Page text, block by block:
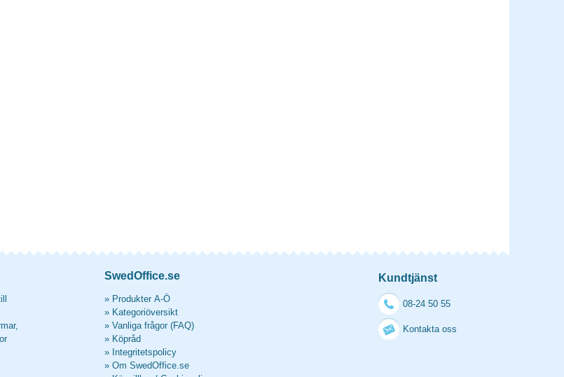
SwedOffice.se
» Produkter A-Ö
» Kategoriöversikt
» Vanliga frågor (FAQ)
» Köpråd
» Integritetspolicy
» Om SwedOffice.se
Kundtjänst
08-24 50 55
Kontakta oss